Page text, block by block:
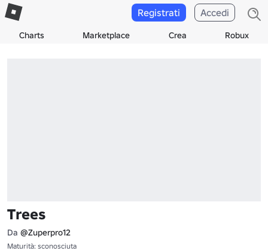
Charts Marketplace Crea Robux
Registrati Accedi
Trees
Da @Zuperpro12
Maturità: sconosciuta